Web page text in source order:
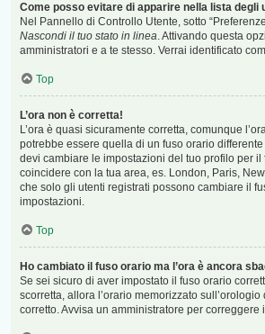
Come posso evitare di apparire nella lista degli
Nel Pannello di Controllo Utente, sotto
Nascondi il tuo stato in linea. Attivando questa
amministratori e a te stesso. Verrai identificato
Top
L’ora non è corretta!
L’ora è quasi sicuramente corretta, comunque
potrebbe essere quella di un fuso orario
devi cambiare le impostazioni del tuo profilo per il
coincidere con la tua area, es. London, Paris,
che solo gli utenti registrati possono cambiare il
impostazioni.
Top
Ho cambiato il fuso orario ma l’ora è ancora
Se sei sicuro di aver impostato il fuso orario
scorretta, allora l’orario memorizzato sull’orologio
corretto. Avvisa un amministratore per correggere